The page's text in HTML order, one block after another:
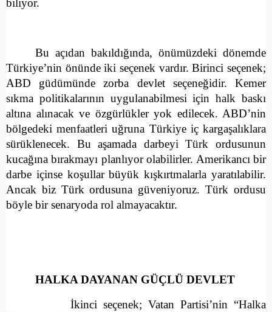
biliyor.
Bu açıdan bakıldığında, önümüzdeki dönemde
Türkiye’nin önünde iki seçenek vardır. Birinci seçenek;
ABD güdümünde zorba devlet seçeneğidir. Kemer
sıkma politikalarının uygulanabilmesi için halk baskı
altına alınacak ve özgürlükler yok edilecek. ABD’nin
bölgedeki menfaatleri uğruna Türkiye iç kargaşalıklara
sürüklenecek. Bu aşamada darbeyi Türk ordusunun
kucağına bırakmayı planlıyor olabilirler. Amerikancı bir
darbe içinse koşullar büyük kışkırtmalarla yaratılabilir.
Ancak biz Türk ordusuna güveniyoruz. Türk ordusu
böyle bir senaryoda rol almayacaktır.
HALKA DAYANAN GÜÇLÜ DEVLET
İkinci seçenek; Vatan Partisi’nin “Halka